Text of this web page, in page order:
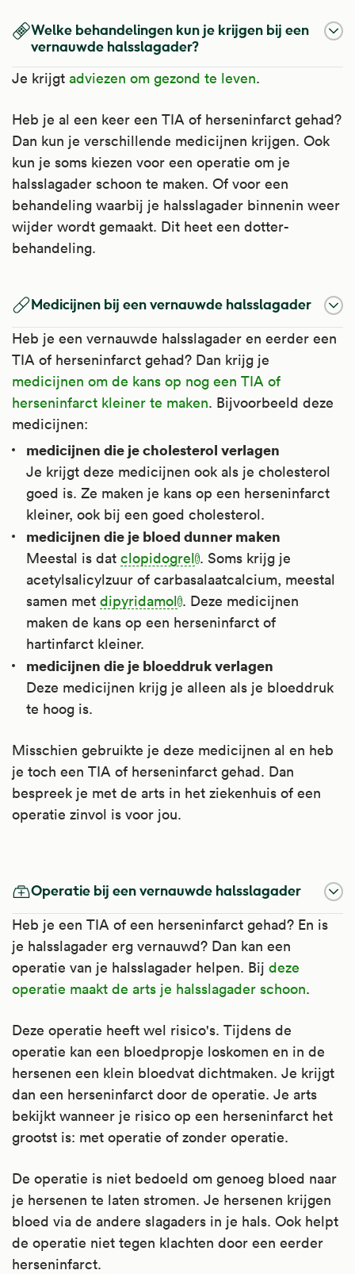
Welke behandelingen kun je krijgen bij een
vernauwde halsslagader?
Je krijgt adviezen om gezond te leven.
Heb je al een keer een TIA of herseninfarct gehad?
Dan kun je verschillende medicijnen krijgen. Ook
kun je soms kiezen voor een operatie om je
halsslagader schoon te maken. Of voor een
behandeling waarbij je halsslagader binnenin weer
wijder wordt gemaakt. Dit heet een dotter-
behandeling.
Medicijnen bij een vernauwde halsslagader
Heb je een vernauwde halsslagader en eerder een
TIA of herseninfarct gehad? Dan krijg je
medicijnen om de kans op nog een TIA of
herseninfarct kleiner te maken. Bijvoorbeeld deze
medicijnen:
medicijnen die je cholesterol verlagen
Je krijgt deze medicijnen ook als je cholesterol
goed is. Ze maken je kans op een herseninfarct
kleiner, ook bij een goed cholesterol.
medicijnen die je bloed dunner maken
Meestal is dat clopidogrel . Soms krijg je
acetylsalicylzuur of carbasalaatcalcium, meestal
samen met dipyridamol . Deze medicijnen
maken de kans op een herseninfarct of
hartinfarct kleiner.
medicijnen die je bloeddruk verlagen
Deze medicijnen krijg je alleen als je bloeddruk
te hoog is.
Misschien gebruikte je deze medicijnen al en heb
je toch een TIA of herseninfarct gehad. Dan
bespreek je met de arts in het ziekenhuis of een
operatie zinvol is voor jou.
Dipyridamol is een antistollingsmiddel. Het
gaat de vorming van bloedstolsels in de
bloedvaten tegen.
Artsen schrijven dipyridamol voor om
hartklepoperaties, na een beroerte
(herseninfarct) of na een TIA (lichte
beroerte).
Kijk voor meer informatie op
Apotheek.nl
.
Clopidogrel is een anti-stollingsmiddel. Het
voorkomt dat er bloedstolsels in de
bloedvaten ontstaan.
Artsen schrijven het voor na een hartinfarct
(hartkramp). Verder na een beroerte
(herseninfarct) en om de kans op trombose te
verminderen, bijvoorbeeld bij de
hartritmestoornis atriumfibrilleren en bij
verminderde bloeddoorstroming in de
benen. Artsen schrijven het soms voor bij
beroerte (TIA), als u acetylsalicylzuur in lage
dosering niet kunt gebruiken omdat u er
overgevoelig voor bent.
Kijk voor meer informatie op
Operatie bij een vernauwde halsslagader
Heb je een TIA of een herseninfarct gehad? En is
je halsslagader erg vernauwd? Dan kan een
operatie van je halsslagader helpen. Bij deze
operatie maakt de arts je halsslagader schoon.
Deze operatie heeft wel risico's. Tijdens de
operatie kan een bloedpropje loskomen en in de
hersenen een klein bloedvat dichtmaken. Je krijgt
dan een herseninfarct door de operatie. Je arts
bekijkt wanneer je risico op een herseninfarct het
grootst is: met operatie of zonder operatie.
De operatie is niet bedoeld om genoeg bloed naar
je hersenen te laten stromen. Je hersenen krijgen
bloed via de andere slagaders in je hals. Ook helpt
de operatie niet tegen klachten door een eerder
herseninfarct.